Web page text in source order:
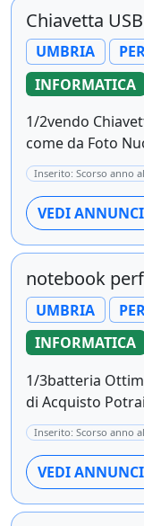
Chiavetta
UMBRIA
INFORMATICA
1/2vendo
come da Foto
Inserito: Scorso anno
VEDI
notebook
UMBRIA
INFORMATICA
1/3batteria
di Acquisto
Inserito: Scorso anno
VEDI